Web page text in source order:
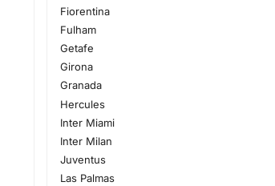
Fiorentina
Fulham
Getafe
Girona
Granada
Hercules
Inter Miami
Inter Milan
Juventus
Las Palmas